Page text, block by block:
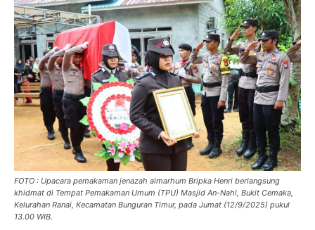
FOTO : Upacara pemakaman jenazah almarhum Bripka Henri berlangsung
khidmat di Tempat Pemakaman Umum (TPU) Masjid An-Nahl, Bukit Cemaka,
Kelurahan Ranai, Kecamatan Bunguran Timur, pada Jumat (12/9/2025) pukul
13.00 WIB.